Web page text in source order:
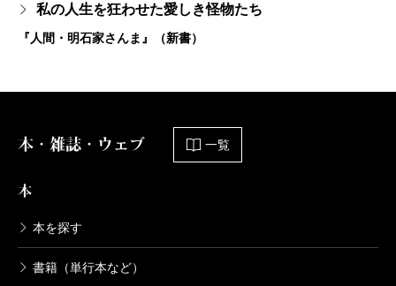
私の人生を狂わせた愛しき怪物たち
『人間・明石家さんま』（新書）
本・雑誌・ウェブ 一覧
本
本を探す
書籍（単行本など）